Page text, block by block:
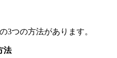
3つの方法があります。
法